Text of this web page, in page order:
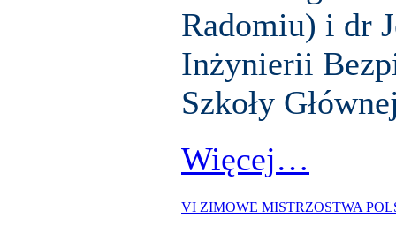
Radomiu) i dr
Inżynierii
Szkoły
Więcej…
VI ZIMOWE MISTRZOSTWA